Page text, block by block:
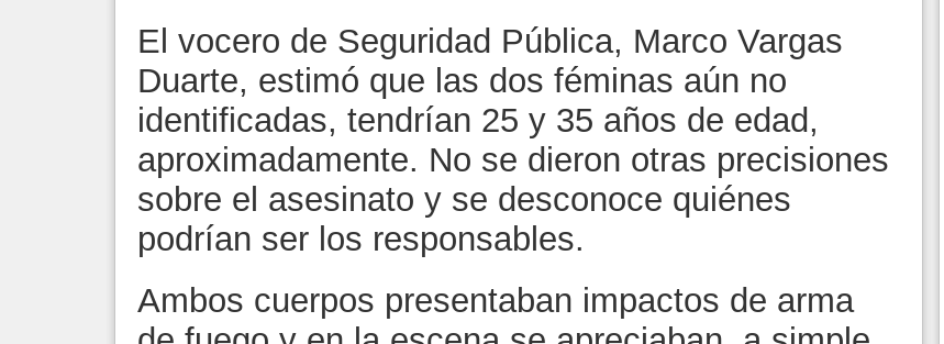
El vocero de Seguridad Pública, Marco Vargas
Duarte, estimó que las dos féminas aún no
identificadas, tendrían 25 y 35 años de edad,
aproximadamente. No se dieron otras precisiones
sobre el asesinato y se desconoce quiénes
podrían ser los responsables.
Ambos cuerpos presentaban impactos de arma